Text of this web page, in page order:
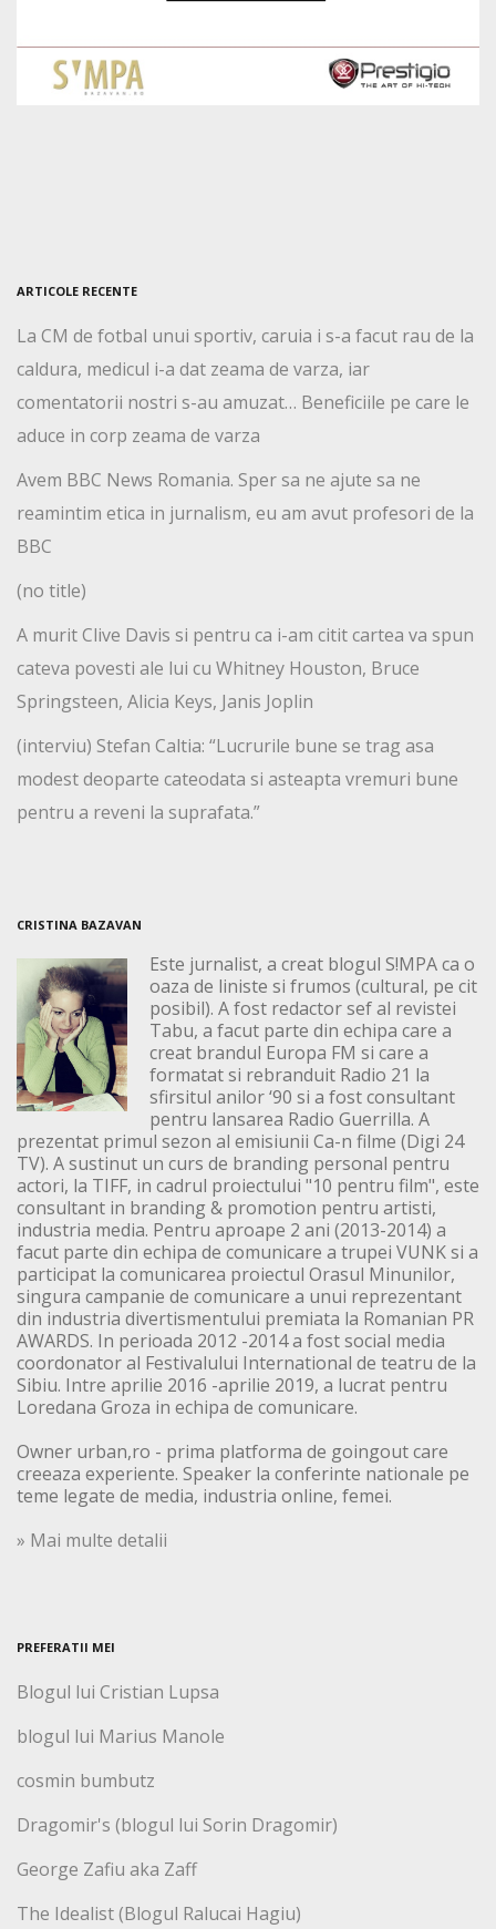
ARTICOLE RECENTE
La CM de fotbal unui sportiv, caruia i s-a facut rau de la
caldura, medicul i-a dat zeama de varza, iar
comentatorii nostri s-au amuzat… Beneficiile pe care le
aduce in corp zeama de varza
Avem BBC News Romania. Sper sa ne ajute sa ne
reamintim etica in jurnalism, eu am avut profesori de la
BBC
(no title)
A murit Clive Davis si pentru ca i-am citit cartea va spun
cateva povesti ale lui cu Whitney Houston, Bruce
Springsteen, Alicia Keys, Janis Joplin
(interviu) Stefan Caltia: “Lucrurile bune se trag asa
modest deoparte cateodata si asteapta vremuri bune
pentru a reveni la suprafata.”
CRISTINA BAZAVAN
Este jurnalist, a creat blogul S!MPA ca o
oaza de liniste si frumos (cultural, pe cit
posibil). A fost redactor sef al revistei
Tabu, a facut parte din echipa care a
creat brandul Europa FM si care a
formatat si rebranduit Radio 21 la
sfirsitul anilor ‘90 si a fost consultant
pentru lansarea Radio Guerrilla. A
prezentat primul sezon al emisiunii Ca-n filme (Digi 24
TV). A sustinut un curs de branding personal pentru
actori, la TIFF, in cadrul proiectului "10 pentru film", este
consultant in branding & promotion pentru artisti,
industria media. Pentru aproape 2 ani (2013-2014) a
facut parte din echipa de comunicare a trupei VUNK si a
participat la comunicarea proiectul Orasul Minunilor,
singura campanie de comunicare a unui reprezentant
din industria divertismentului premiata la Romanian PR
AWARDS. In perioada 2012 -2014 a fost social media
coordonator al Festivalului International de teatru de la
Sibiu. Intre aprilie 2016 -aprilie 2019, a lucrat pentru
Loredana Groza in echipa de comunicare.
Owner urban,ro - prima platforma de goingout care
creeaza experiente. Speaker la conferinte nationale pe
teme legate de media, industria online, femei.
» Mai multe detalii
PREFERATII MEI
Blogul lui Cristian Lupsa
blogul lui Marius Manole
cosmin bumbutz
Dragomir's (blogul lui Sorin Dragomir)
George Zafiu aka Zaff
The Idealist (Blogul Ralucai Hagiu)